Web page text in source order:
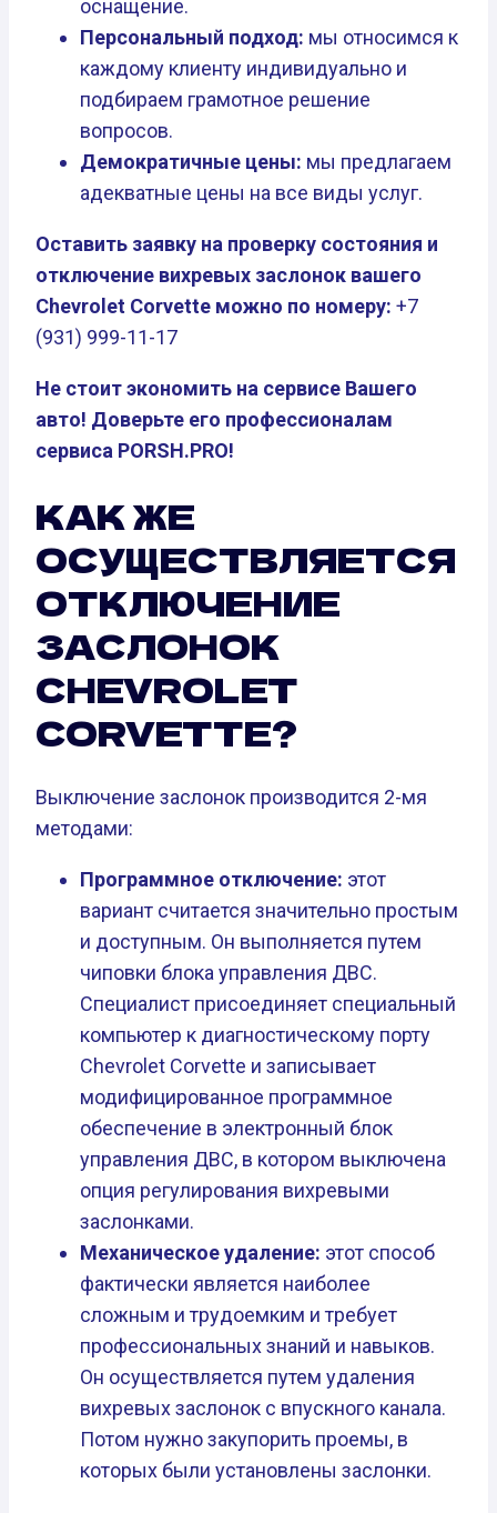
оснащение.
Персональный подход: мы относимся к
каждому клиенту индивидуально и
подбираем грамотное решение
вопросов.
Демократичные цены: мы предлагаем
адекватные цены на все виды услуг.
Оставить заявку на проверку состояния и
отключение вихревых заслонок вашего
Chevrolet Corvette можно по номеру: +7
(931) 999-11-17
Не стоит экономить на сервисе Вашего
авто! Доверьте его профессионалам
сервиса PORSH.PRO!
КАК ЖЕ
ОСУЩЕСТВЛЯЕТСЯ
ОТКЛЮЧЕНИЕ
ЗАСЛОНОК
CHEVROLET
CORVETTE?
Выключение заслонок производится 2-мя
методами:
Программное отключение: этот
вариант считается значительно простым
и доступным. Он выполняется путем
чиповки блока управления ДВС.
Специалист присоединяет специальный
компьютер к диагностическому порту
Chevrolet Corvette и записывает
модифицированное программное
обеспечение в электронный блок
управления ДВС, в котором выключена
опция регулирования вихревыми
заслонками.
Механическое удаление: этот способ
фактически является наиболее
сложным и трудоемким и требует
профессиональных знаний и навыков.
Он осуществляется путем удаления
вихревых заслонок с впускного канала.
Потом нужно закупорить проемы, в
которых были установлены заслонки.